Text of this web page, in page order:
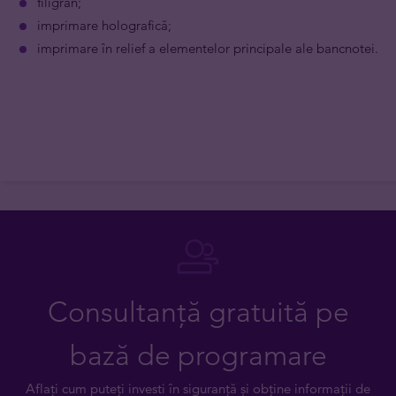
imprimare holografică;
imprimare în relief a elementelor principale ale bancnotei.
Consultanță gratuită pe
bază de programare
Aflați cum puteți investi în siguranță și obține informații de